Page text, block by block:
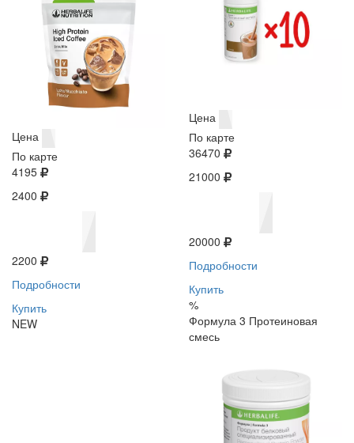
Цена
По карте
4195
2400
2200
Подробности
Купить
NEW
Цена
По карте
36470
21000
20000
Подробности
Купить
%
Формула 3 Протеиновая
смесь